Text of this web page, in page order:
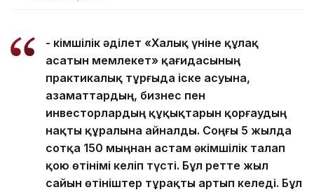
- Әкімшілік әділет «Халық үніне құлақ
асатын мемлекет» қағидасының
практикалық тұрғыда іске асуына,
азаматтардың, бизнес пен
инвесторлардың құқықтарын қорғаудың
нақты құралына айналды. Соңғы 5 жылда
сотқа 150 мыңнан астам әкімшілік талап
қою өтінімі келіп түсті. Бұл ретте жыл
сайын өтініштер тұрақты артып келеді. Бұл